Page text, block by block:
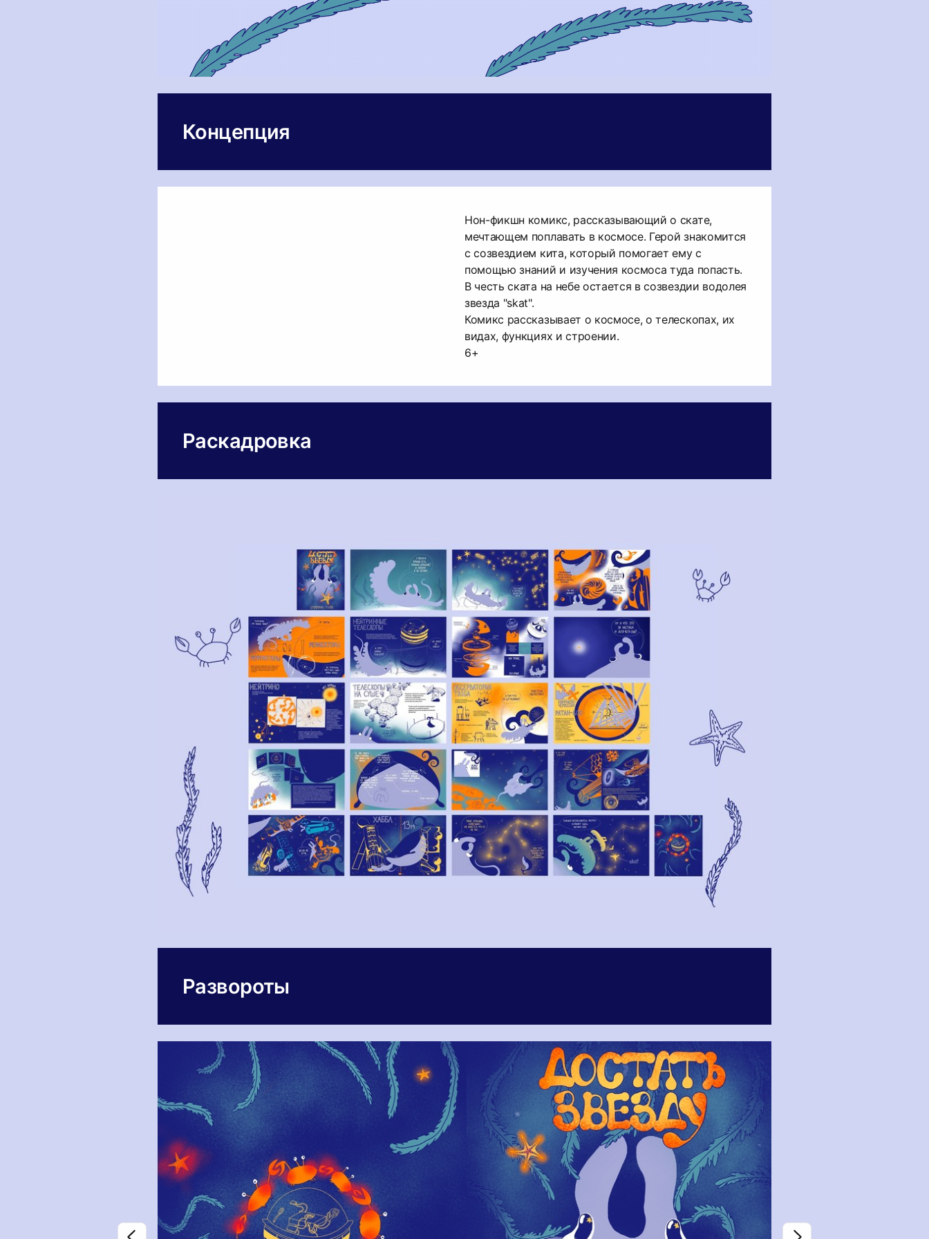
Концепция
Нон-фикшн комикс, рассказывающий о скате,
мечтающем поплавать в космосе. Герой знакомится
с созвездием кита, который помогает ему с
помощью знаний и изучения космоса туда попасть.
В честь ската на небе остается в созвездии водолея
звезда "skat".
Комикс рассказывает о космосе, о телескопах, их
видах, функциях и строении.
6+
Раскадровка
Развороты